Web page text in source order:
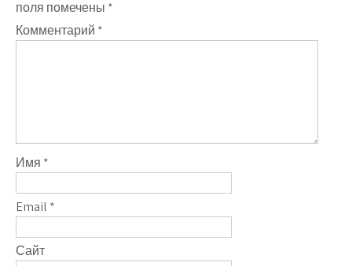
поля помечены *
Комментарий *
Имя *
Email *
Сайт